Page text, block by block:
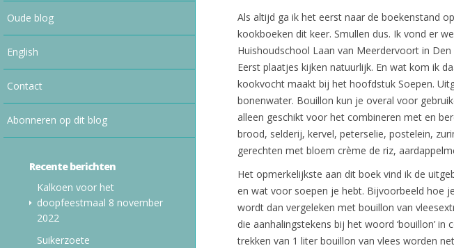
Oude blog
English
Contact
Abonneren op dit blog
Recente berichten
Kalkoen voor het
doopfeestmaal 8 november
2022
Suikerzoete
Als altijd ga ik het eerst naar de boekenstand
kookboeken dit keer. Smullen dus. Ik vond er
Huishoudschool Laan van Meerdervoort in Den
Eerst plaatjes kijken natuurlijk. En wat kom ik
kookvocht maakt bij het hoofdstuk Soepen.
bonenwater. Bouillon kun je overal voor
alleen geschikt voor het combineren met en
brood, selderij, kervel, peterselie, postelein,
gerechten met bloem crème de riz,
Het opmerkelijkste aan dit boek vind ik de
en wat voor soepen je hebt. Bijvoorbeeld hoe
wordt dan vergeleken met bouillon van
die aanhalingstekens bij het woord ‘bouillon’
trekken van 1 liter bouillon van vlees worden